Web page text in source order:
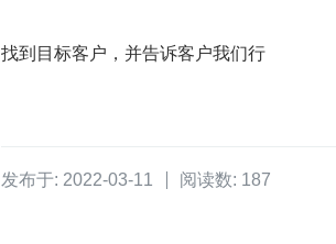
找到目标客户，并告诉客户我们行
发布于: 2022-03-11 阅读数: 187